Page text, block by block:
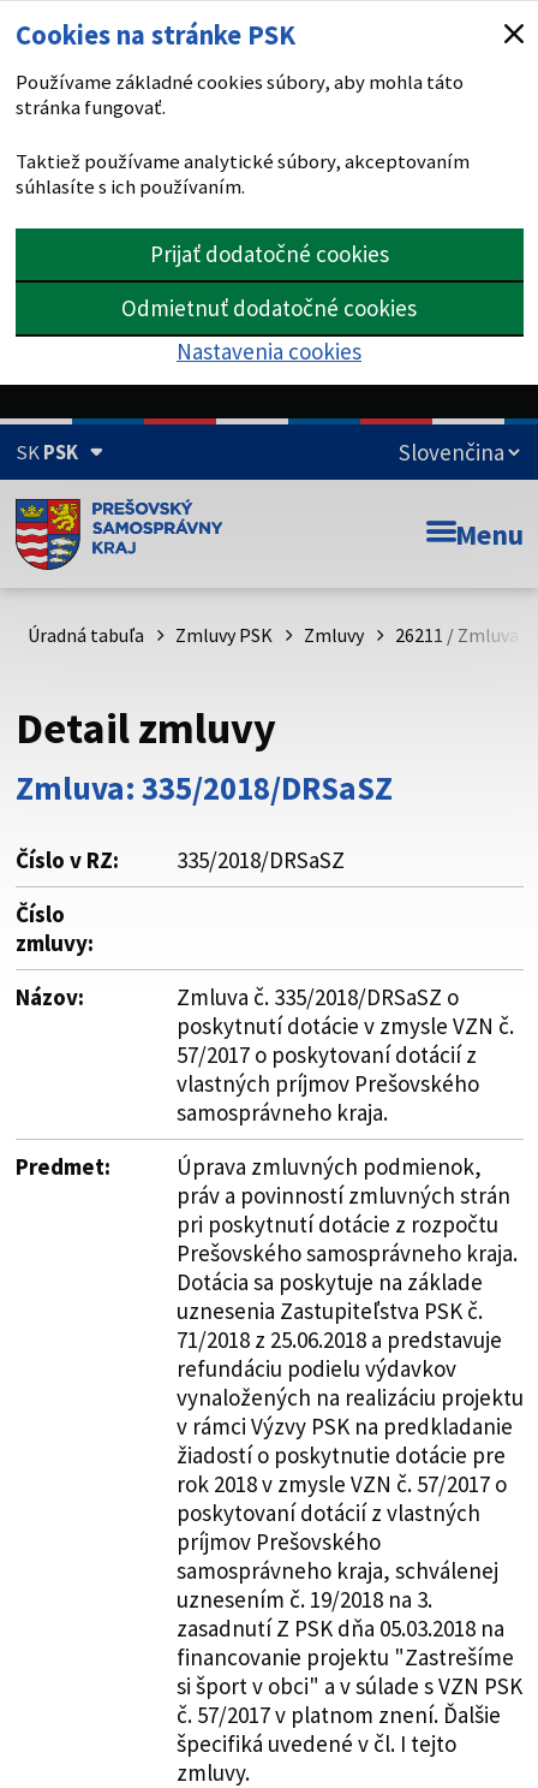
Cookies na stránke PSK
Používame základné cookies súbory, aby mohla táto
stránka fungovať.
Taktiež používame analytické súbory, akceptovaním
súhlasíte s ich používaním.
Prijať dodatočné cookies
Odmietnuť dodatočné cookies
Nastavenia cookies
SKPSK
Doména psk.sk je oficiálna
Toto je oficiálna webová stránka Prešovského
psk.sk.
Buďte pozorní a vždy sa uistite, že zdieľate informácie iba
cez zabezpečenú webovú stránku. Zabezpečená stránka
vždy začína https:// pred názvom domény webového sídla.
Menu
Úradná tabuľa Zmluvy PSK Zmluvy 26211 / Zmluva
Detail zmluvy
Zmluva: 335/2018/DRSaSZ
Číslo v RZ:
335/2018/DRSaSZ
Číslo
zmluvy:
Názov:
Zmluva č. 335/2018/DRSaSZ o
poskytnutí dotácie v zmysle VZN č.
57/2017 o poskytovaní dotácií z
vlastných príjmov Prešovského
samosprávneho kraja.
Predmet:
Úprava zmluvných podmienok,
práv a povinností zmluvných strán
pri poskytnutí dotácie z rozpočtu
Prešovského samosprávneho kraja.
Dotácia sa poskytuje na základe
uznesenia Zastupiteľstva PSK č.
71/2018 z 25.06.2018 a predstavuje
refundáciu podielu výdavkov
vynaložených na realizáciu projektu
v rámci Výzvy PSK na predkladanie
žiadostí o poskytnutie dotácie pre
rok 2018 v zmysle VZN č. 57/2017 o
poskytovaní dotácií z vlastných
príjmov Prešovského
samosprávneho kraja, schválenej
uznesením č. 19/2018 na 3.
zasadnutí Z PSK dňa 05.03.2018 na
financovanie projektu "Zastrešíme
si šport v obci" a v súlade s VZN PSK
č. 57/2017 v platnom znení. Ďalšie
špecifiká uvedené v čl. I tejto
zmluvy.